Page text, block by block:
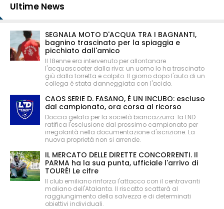
Ultime News
SEGNALA MOTO D'ACQUA TRA I BAGNANTI,
bagnino trascinato per la spiaggia e
picchiato dall'amico
Il 18enne era intervenuto per allontanare
l'acquascooter dalla riva: un uomo lo ha trascinato
giù dalla torretta e colpito. Il giorno dopo l'auto di un
collega è stata danneggiata con l'acido.
CAOS SERIE D. FASANO, È UN INCUBO: escluso
dal campionato, ora corsa al ricorso
Doccia gelata per la società biancazzurra: la LND
ratifica l'esclusione dal prossimo campionato per
irregolarità nella documentazione d'iscrizione. La
nuova proprietà non si arrende.
IL MERCATO DELLE DIRETTE CONCORRENTI. Il
PARMA ha la sua punta, ufficiale l'arrivo di
TOURÉ! Le cifre
Il club emiliano rinforza l'attacco con il centravanti
maliano dell'Atalanta. Il riscatto scatterà al
raggiungimento della salvezza e di determinati
obiettivi individuali.